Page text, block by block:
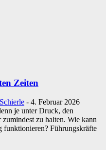
Zeiten
- 4. Februar 2026
je unter Druck, den
zu halten. Wie kann
funktionieren? Führungskräfte